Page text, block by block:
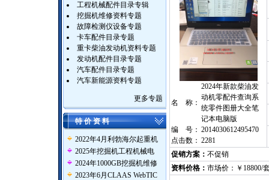
工程机械配件目录专辑
挖掘机维修资料专题
故障检测仪设备专题
卡车配件目录专题
重卡柴油发动机资料专题
发动机配件目录专题
汽车配件目录专题
汽车新能源资料专题
更多专题
特 价 资 料
2022年4月利勃海尔起重机
2025年挖掘机工程机械电
2024年1000GB挖掘机维修
2023年6月CLAAS WebTIC
名 称：
2024年新款柴油发
动机零配件查询系
统零件图册大全笔
记本电脑版
编 号： 2014030612495470
点击数： 2281
促销方案： 不促销
资料价格： 市场价：￥18800/